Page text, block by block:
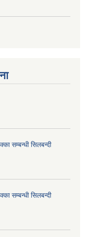
सम्बन्धी सिलबन्दी
सम्बन्धी सिलबन्दी